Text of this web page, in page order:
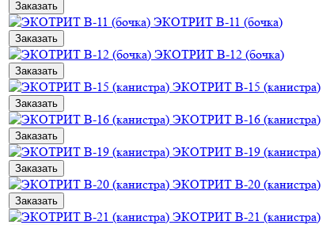
Заказать
ЭКОТРИТ В-11 (бочка)
Заказать
ЭКОТРИТ В-12 (бочка)
Заказать
ЭКОТРИТ В-15 (канистра)
Заказать
ЭКОТРИТ В-16 (канистра)
Заказать
ЭКОТРИТ В-19 (канистра)
Заказать
ЭКОТРИТ В-20 (канистра)
Заказать
ЭКОТРИТ В-21 (канистра)